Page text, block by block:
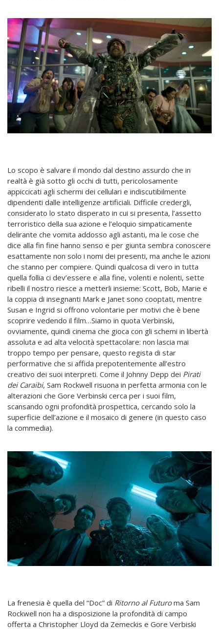
Lo scopo è salvare il mondo dal destino assurdo che in
realtà è già sotto gli occhi di tutti, pericolosamente
appiccicati agli schermi dei cellulari e indiscutibilmente
dipendenti dalle intelligenze artificiali. Difficile credergli,
considerato lo stato disperato in cui si presenta, l’assetto
terroristico della sua azione e l’eloquio simpaticamente
delirante che vomita addosso agli astanti, ma le cose che
dice alla fin fine hanno senso e per giunta sembra conoscere
esattamente non solo i nomi dei presenti, ma anche le azioni
che stanno per compiere. Quindi qualcosa di vero in tutta
quella follia ci dev’essere e alla fine, volenti e nolenti, sette
ribelli il nostro riesce a metterli insieme: Scott, Bob, Marie e
la coppia di insegnanti Mark e Janet sono cooptati, mentre
Susan e Ingrid si offrono volontarie per motivi che è bene
scoprire vedendo il film…Siamo in quota Verbinski,
ovviamente, quindi cinema che gioca con gli schemi in libertà
assoluta e ad alta velocità spettacolare: non lascia mai
troppo tempo per pensare, questo regista di star
performative che si affida prepotentemente all’estro
creativo dei suoi interpreti. Come il Johnny Depp dei Pirati
dei Caraibi, Sam Rockwell risuona in perfetta armonia con le
alterazioni che Gore Verbinski cerca per i suoi film,
scansando ogni profondità prospettica, cercando solo la
superficie dell’azione e il mosaico di genere (in questo caso
la commedia).
La frenesia è quella del “Doc” di Ritorno al Futuroma Sam
Rockwell non ha a disposizione la profondità di campo
offerta a Christopher Lloyd da Zemeckis e Gore Verbiski